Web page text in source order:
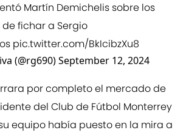
Martín Demichelis sobre los
fichar a Sergio
pic.twitter.com/BkIcibzXu8
(@rg690)September 12, 2024
por completo el mercado de
del Club de Fútbol Monterrey
equipo había puesto en la mira a